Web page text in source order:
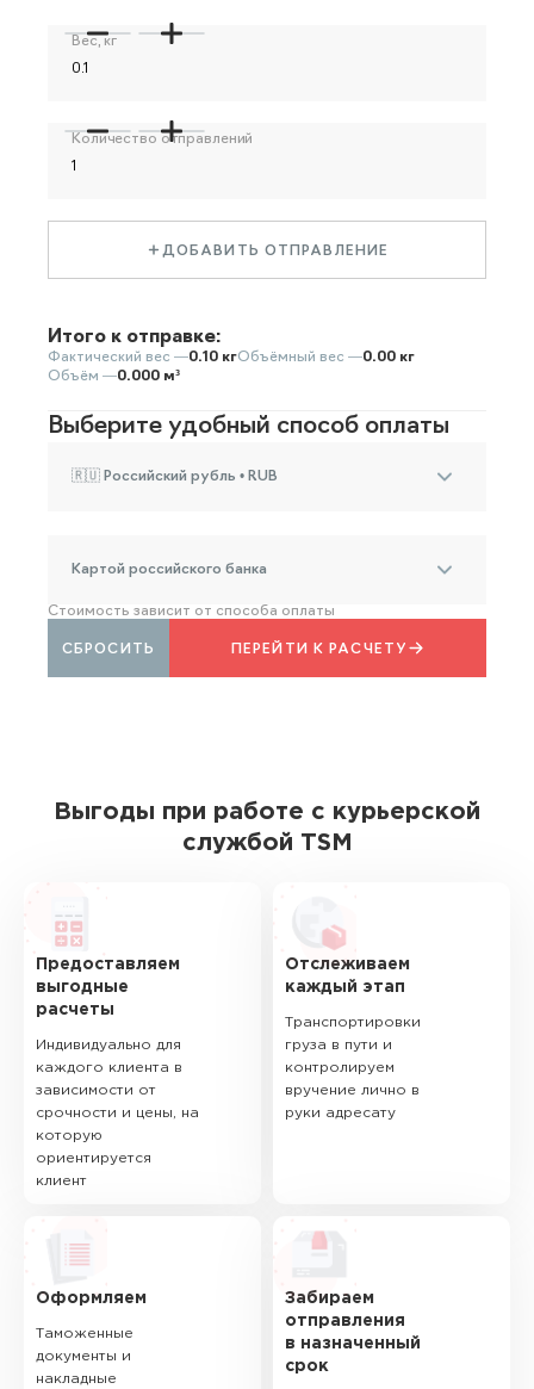
Вес, кг
Количество отправлений
ДОБАВИТЬ ОТПРАВЛЕНИЕ
Итого к отправке:
Фактический вес —0.10 кгОбъёмный вес —0.00 кг
Объём —0.000 м³
Выберите удобный способ оплаты
🇷🇺 Российский рубль • RUB
Картой российского банка
Стоимость зависит от способа оплаты
ПЕРЕЙТИ К РАСЧЕТУ
СБРОСИТЬ
Выгоды при работе с курьерской
службой TSM
Предоставляем
выгодные
расчеты
Индивидуально для
каждого клиента в
зависимости от
срочности и цены, на
которую
ориентируется
клиент
Отслеживаем
каждый этап
Транспортировки
груза в пути и
контролируем
вручение лично в
руки адресату
Оформляем
Таможенные
документы и
накладные
Забираем
отправления
в назначенный
срок